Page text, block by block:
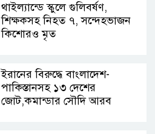
থাইল্যান্ডে স্কুলে গুলিবর্ষণ,
শিক্ষকসহ নিহত ৭, সন্দেহভাজন
কিশোরও মৃত
ইরানের বিরুদ্ধে বাংলাদেশ-
পাকিস্তানসহ ১৩ দেশের
জোট,কমান্ডার সৌদি আরব